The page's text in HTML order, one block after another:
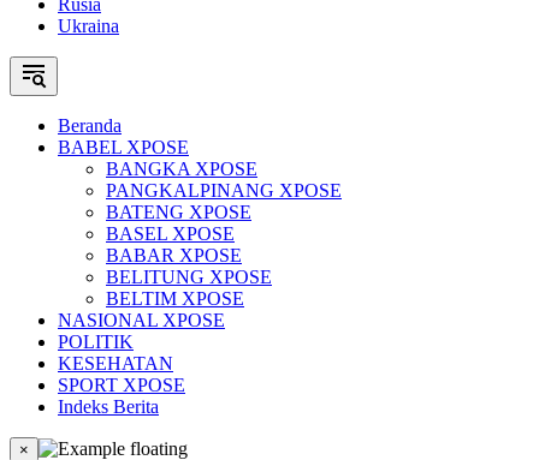
Rusia
Ukraina
Beranda
BABEL XPOSE
BANGKA XPOSE
PANGKALPINANG XPOSE
BATENG XPOSE
BASEL XPOSE
BABAR XPOSE
BELITUNG XPOSE
BELTIM XPOSE
NASIONAL XPOSE
POLITIK
KESEHATAN
SPORT XPOSE
Indeks Berita
×